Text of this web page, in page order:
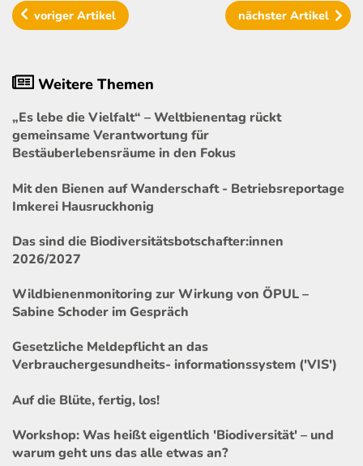
vorigerArtikel nächster Artikel
Weitere Themen
„Es lebe die Vielfalt“ – Weltbienentag rückt
gemeinsame Verantwortung für
Bestäuberlebensräume in den Fokus
Mit den Bienen auf Wanderschaft - Betriebsreportage
Imkerei Hausruckhonig
Das sind die Biodiversitätsbotschafter:innen
2026/2027
Wildbienenmonitoring zur Wirkung von ÖPUL –
Sabine Schoder im Gespräch
Gesetzliche Meldepflicht an das
Verbrauchergesundheits- informationssystem ('VIS')
Auf die Blüte, fertig, los!
Workshop: Was heißt eigentlich 'Biodiversität' – und
warum geht uns das alle etwas an?